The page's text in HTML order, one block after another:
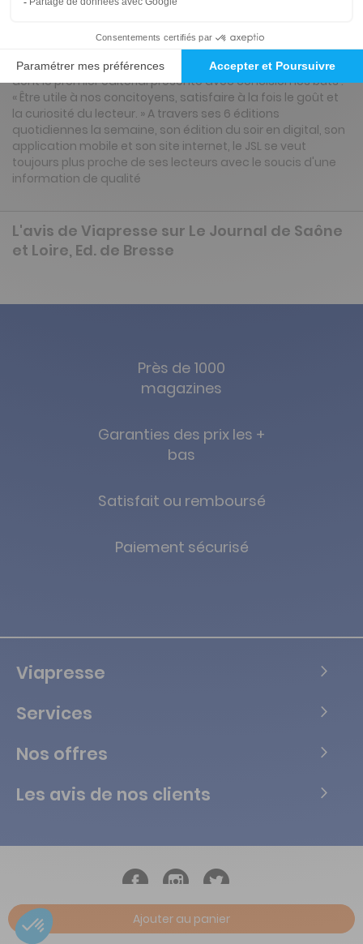
Ajouter au panier
Le Journal de Saône-et-Loire est paru pour la première fois
le 2 juillet 1826 à Mâcon. Alphonse de Lamartine appartient
au comité de patronage de cette publication nouvelle
dont le premier éditorial présente avec concision les buts :
« Être utile à nos concitoyens, satisfaire à la fois le goût et
la curiosité du lecteur. » A travers ses 6 éditions
quotidiennes la semaine, son édition du soir en digital, son
application mobile et son site internet, le JSL se veut
toujours plus proche de ses lecteurs avec le soucis d'une
information de qualité
L'avis de Viapresse sur Le Journal de Saône
et Loire, Ed. de Bresse
Près de 1000
magazines
Garanties des prix les +
bas
Satisfait ou remboursé
Paiement sécurisé
Viapresse
Services
Nos offres
Les avis de nos clients
Copyright © Tous droits réservés Vialife - 2026.